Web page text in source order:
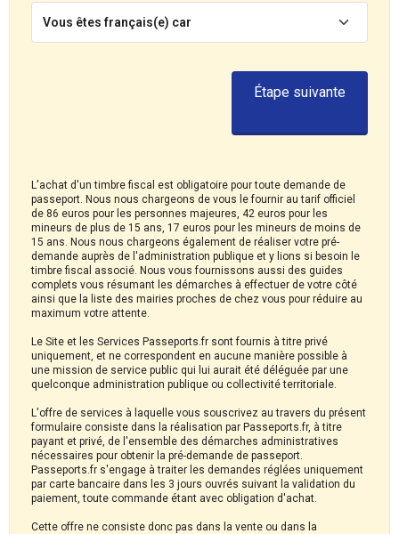
Vous êtes français(e) car
L'achat d'un timbre fiscal est obligatoire pour toute demande de
passeport. Nous nous chargeons de vous le fournir au tarif officiel
de 86 euros pour les personnes majeures, 42 euros pour les
mineurs de plus de 15 ans, 17 euros pour les mineurs de moins de
15 ans. Nous nous chargeons également de réaliser votre pré-
demande auprès de l'administration publique et y lions si besoin le
timbre fiscal associé. Nous vous fournissons aussi des guides
complets vous résumant les démarches à effectuer de votre côté
ainsi que la liste des mairies proches de chez vous pour réduire au
maximum votre attente.
Le Site et les Services Passeports.fr sont fournis à titre privé
uniquement, et ne correspondent en aucune manière possible à
une mission de service public qui lui aurait été déléguée par une
quelconque administration publique ou collectivité territoriale.
L'offre de services à laquelle vous souscrivez au travers du présent
formulaire consiste dans la réalisation par Passeports.fr, à titre
payant et privé, de l'ensemble des démarches administratives
nécessaires pour obtenir la pré-demande de passeport.
Passeports.fr s'engage à traiter les demandes réglées uniquement
par carte bancaire dans les 3 jours ouvrés suivant la validation du
paiement, toute commande étant avec obligation d'achat.
Cette offre ne consiste donc pas dans la vente ou dans la